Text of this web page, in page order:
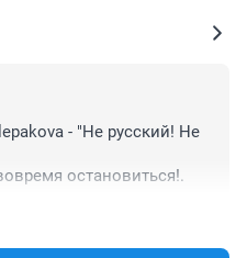
- "Не русский! Не
остановиться!.